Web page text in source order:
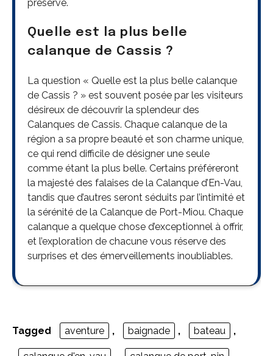
préservé.
Quelle est la plus belle
calanque de Cassis ?
La question « Quelle est la plus belle calanque
de Cassis ? » est souvent posée par les visiteurs
désireux de découvrir la splendeur des
Calanques de Cassis. Chaque calanque de la
région a sa propre beauté et son charme unique,
ce qui rend difficile de désigner une seule
comme étant la plus belle. Certains préféreront
la majesté des falaises de la Calanque d’En-Vau,
tandis que d’autres seront séduits par l’intimité et
la sérénité de la Calanque de Port-Miou. Chaque
calanque a quelque chose d’exceptionnel à offrir,
et l’exploration de chacune vous réserve des
surprises et des émerveillements inoubliables.
Tagged aventure , baignade , bateau ,